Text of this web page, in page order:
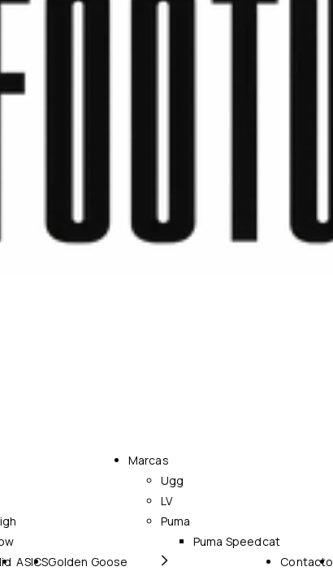
ASICSGolden Goose
Marcas
Ugg
LV
Puma
Puma Speedcat
Contacto